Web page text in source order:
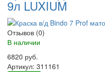
9л LUXIUM
Отзывов (0)
В наличии
6820 руб.
Артикул: 311161